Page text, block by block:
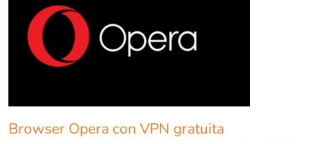
Browser Opera con VPN gratuita